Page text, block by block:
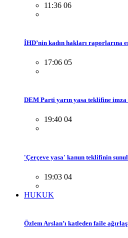
11:36 06
İHD’nin kadın hakları raporlarına
17:06 05
DEM Parti yarın yasa teklifine imza
19:40 04
'Çerçeve yasa' kanun teklifinin
19:03 04
HUKUK
Özlem Arslan’ı katleden faile